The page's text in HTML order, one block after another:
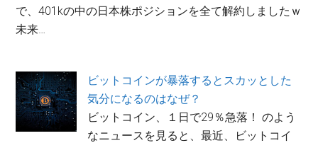
で、401kの中の日本株ポジションを全て解約しましたｗ
未来…
ビットコインが暴落するとスカッとした
気分になるのはなぜ？
ビットコイン、１日で29％急落！ のよう
なニュースを見ると、最近、ビットコイ